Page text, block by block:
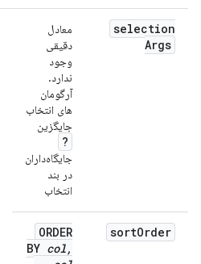
selection
Args
معادل
دقیقی
وجود
ندارد.
آرگومان
های انتخاب
جایگزین
?
جایگاه‌داران
در بند
انتخاب
sortOrder
ORDER
BY col,